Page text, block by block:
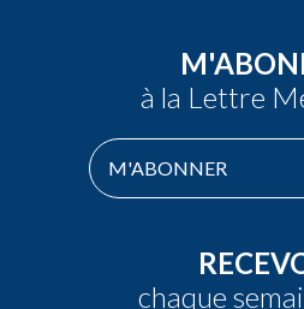
à la Lettre
M'ABONNER
chaque